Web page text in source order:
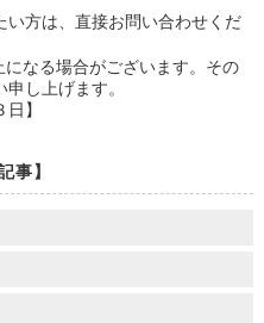
方は、直接お問い合わせくだ
なる場合がございます。その
し上げます。
】
事】